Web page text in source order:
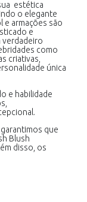
estética
o elegante
e armações são
e
verdadeiro
como
criativas,
única
e habilidade
que
Blush
disso, os